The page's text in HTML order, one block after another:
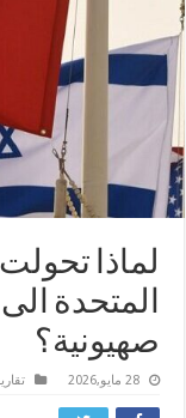
لماذا تحولت
المتحدة
صهيونية؟
28 مايو,2026